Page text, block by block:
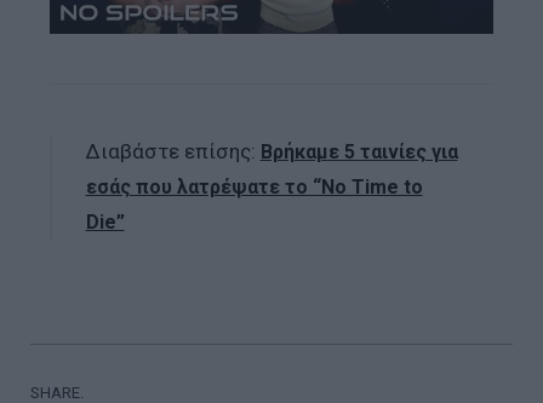
Διαβάστε επίσης: Βρήκαμε 5 ταινίες για
εσάς που λατρέψατε το “No Time to
Die”
SHARE.